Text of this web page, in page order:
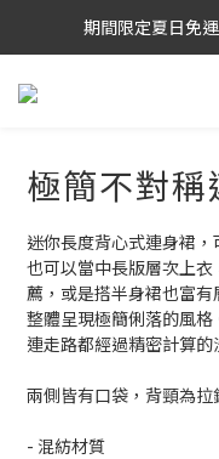
期間限定夏日免
極簡不對
迷你長度背心式連身裙
也可以當中長版層次上
薦，或是搭半身裙也富有
整體呈現極簡俐落的風
連走路都經過精密計算的
兩側皆有口袋，背頸為拉
- 混紡材質